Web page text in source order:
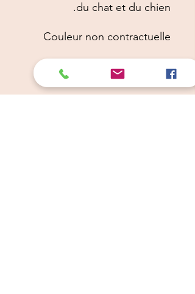
du chat et du chien.
Couleur non contractuelle